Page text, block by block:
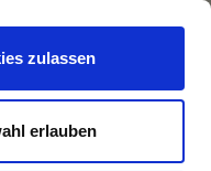
zulassen
erlauben
KONTAKT